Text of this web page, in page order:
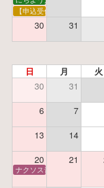
【申込受付中】ゆうべのこ
30 31
日 月 火
30 31
6 7
13 14
20 21
ナクソス音楽会 第6回 宇